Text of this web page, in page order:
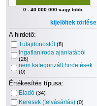
0 - 40.000.000 vagy több
kijelöltek törlése
A hirdető:
Tulajdonostól (8)
Ingatlaniroda ajánlatából
(26)
nem kategorizált hirdetések
(0)
Értékesítés típusa:
Eladó (34)
Keresek (felvásárlás) (0)